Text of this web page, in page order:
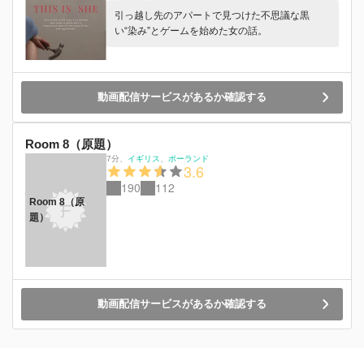
引っ越し先のアパートで見つけた不思議な黒
い“染み”とゲームを始めた女の話。
動画配信サービスがあるか確認する
Room 8（原題）
Room 8（原
題）
7分 イギリス ポーランド
3.6
190 112
動画配信サービスがあるか確認する